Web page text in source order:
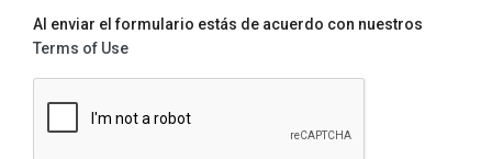
Al enviar el formulario estás de acuerdo con nuestros
Terms of Use